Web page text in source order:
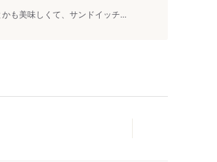
も美味しくて、サンドイッチ...